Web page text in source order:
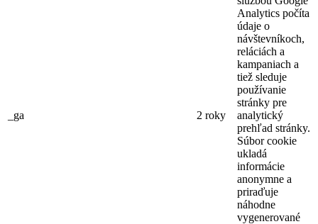
_ga 2 roky
Analytics počíta
údaje o
návštevníkoch,
reláciách a
kampaniach a
tiež sleduje
používanie
stránky pre
analytický
prehľad stránky.
Súbor cookie
ukladá
informácie
anonymne a
priraďuje
náhodne
vygenerované